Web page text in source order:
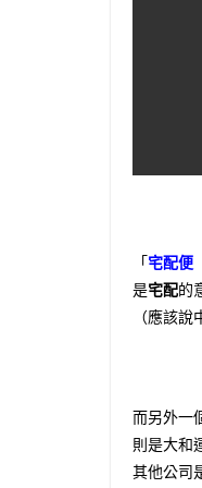
「宅配便
是宅配的
（應該
而另外一
則是大和
其他公司